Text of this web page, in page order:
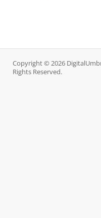
Copyright © 2026
Rights Reserved.